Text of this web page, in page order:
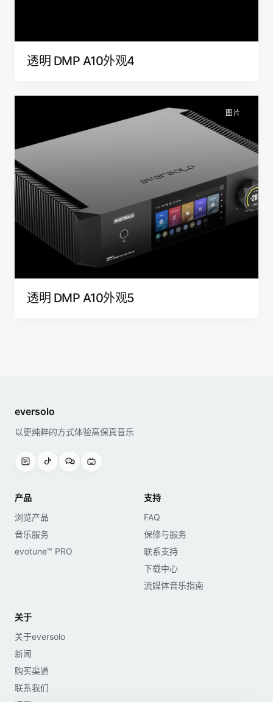
透明 DMP A10外观4
图片
透明 DMP A10外观5
eversolo
以更纯粹的方式体验高保真音乐
产品
浏览产品
音乐服务
evotune™ PRO
支持
FAQ
保修与服务
联系支持
下载中心
流媒体音乐指南
关于
关于eversolo
新闻
购买渠道
联系我们